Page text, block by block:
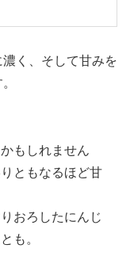
く、そして甘みを
もしれません
ともなるほど甘
おろしたにんじ
も。